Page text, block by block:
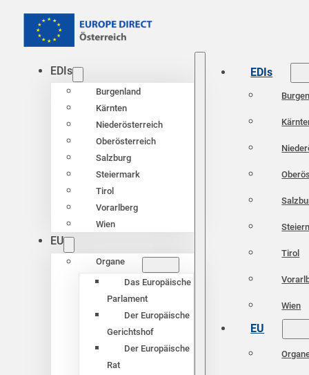
EDIs
Burgenland
Kärnten
Niederösterreich
Oberösterreich
Salzburg
Steiermark
Tirol
Vorarlberg
Wien
EU
Organe
Das Europäische
Parlament
Der Europäische
Gerichtshof
Der Europäische
Rat
EDIs
Tirol
Wien
EU